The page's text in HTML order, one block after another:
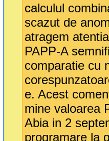
calculul
scazut de
atragem
PAPP-A
comparatie cu
e. Acest
mine valoarea
Abia in 2
programare la